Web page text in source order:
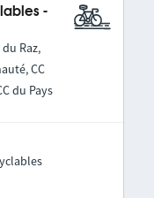
-
Raz,
CC
du Pays